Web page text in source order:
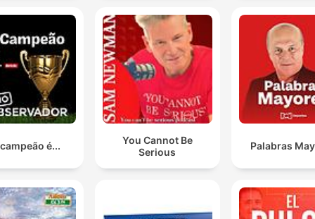
é...
You Cannot Be
Serious
Palabras